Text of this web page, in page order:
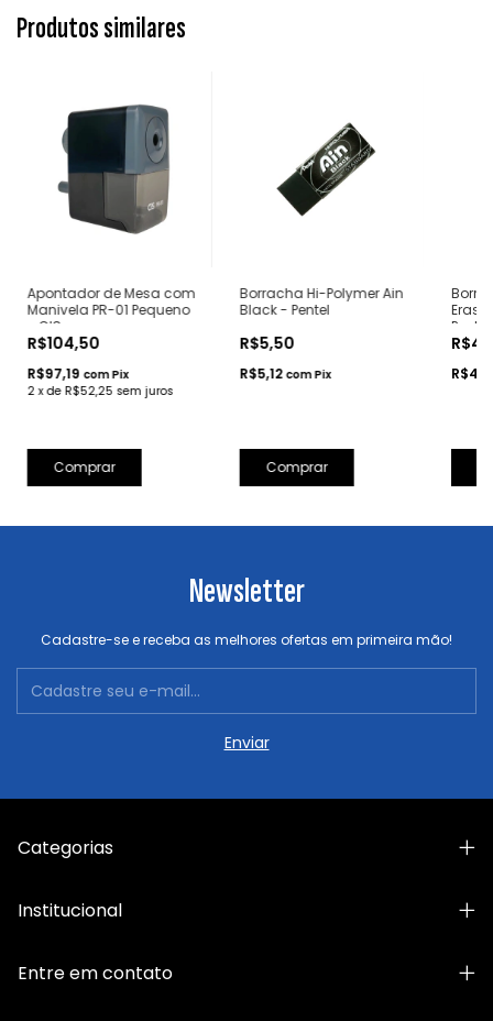
Produtos similares
Apontador de Mesa com
Manivela PR-01 Pequeno
- CIS
R$104,50
R$97,19 comPix
2 xde R$52,25 sem juros
Borracha Hi-Polymer Ain
Black - Pentel
R$5,50
R$5,12 comPix
Pentel
Newsletter
Cadastre-se e receba as melhores ofertas em primeira mão!
Categorias
Institucional
Entre em contato